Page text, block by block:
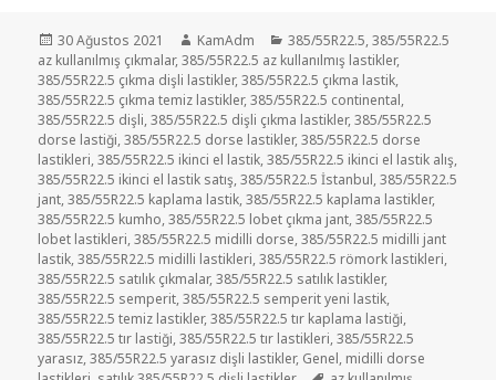
Yayın
tarihi
30 Ağustos 2021 Yazar
KamAdm Kategoriler
385/55R22.5,385/55R22.5
az kullanılmış çıkmalar,385/55R22.5 az kullanılmış lastikler,
385/55R22.5 çıkma dişli lastikler,385/55R22.5 çıkma lastik,
385/55R22.5 çıkma temiz lastikler,385/55R22.5 continental,
385/55R22.5 dişli,385/55R22.5 dişli çıkma lastikler,385/55R22.5
dorse lastiği,385/55R22.5 dorse lastikler,385/55R22.5 dorse
lastikleri,385/55R22.5 ikinci el lastik,385/55R22.5 ikinci el lastik alış,
385/55R22.5 ikinci el lastik satış,385/55R22.5 İstanbul,385/55R22.5
jant,385/55R22.5 kaplama lastik,385/55R22.5 kaplama lastikler,
385/55R22.5 kumho,385/55R22.5 lobet çıkma jant,385/55R22.5
lobet lastikleri,385/55R22.5 midilli dorse,385/55R22.5 midilli jant
lastik,385/55R22.5 midilli lastikleri,385/55R22.5 römork lastikleri,
385/55R22.5 satılık çıkmalar,385/55R22.5 satılık lastikler,
385/55R22.5 semperit,385/55R22.5 semperit yeni lastik,
385/55R22.5 temiz lastikler,385/55R22.5 tır kaplama lastiği,
385/55R22.5 tır lastiği,385/55R22.5 tır lastikleri,385/55R22.5
yarasız,385/55R22.5 yarasız dişli lastikler, Genel, midilli dorse